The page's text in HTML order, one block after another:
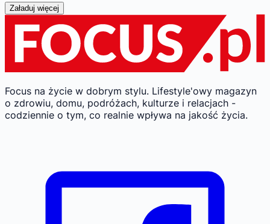
Załaduj więcej
Focus na życie w dobrym stylu. Lifestyle'owy magazyn
o zdrowiu, domu, podróżach, kulturze i relacjach -
codziennie o tym, co realnie wpływa na jakość życia.